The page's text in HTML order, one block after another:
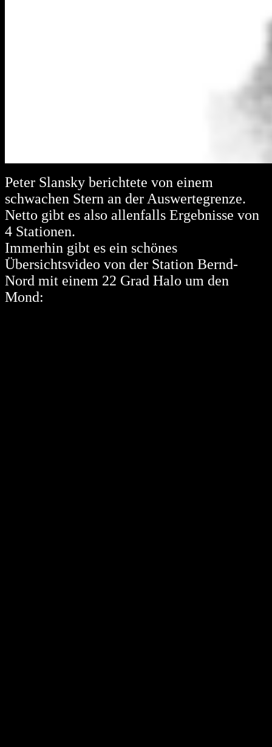
Peter Slansky berichtete von einem
schwachen Stern an der Auswertegrenze.
Netto gibt es also allenfalls Ergebnisse von
4 Stationen.
Immerhin gibt es ein schönes
Übersichtsvideo von der Station Bernd-
Nord mit einem 22 Grad Halo um den
Mond: